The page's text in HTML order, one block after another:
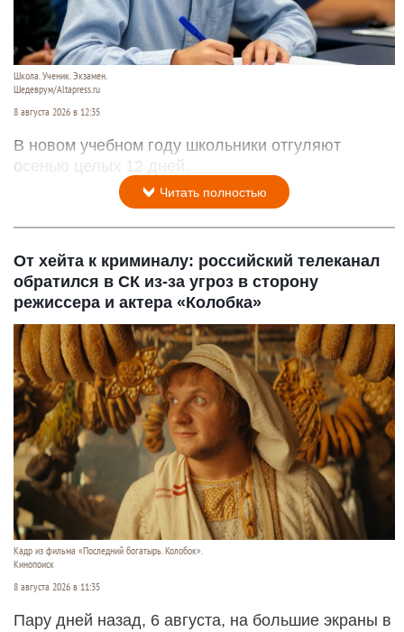
Школа. Ученик. Экзамен.
Шедеврум/Altapress.ru
8 августа 2026 в 12:35
В новом учебном году школьники отгуляют
осенью целых 12 дней.
Читать полностью
От хейта к криминалу: российский телеканал
обратился в СК из-за угроз в сторону
режиссера и актера «Колобка»
Кадр из фильма «Последний богатырь. Колобок».
Кинопоиск
8 августа 2026 в 11:35
Пару дней назад, 6 августа, на большие экраны в